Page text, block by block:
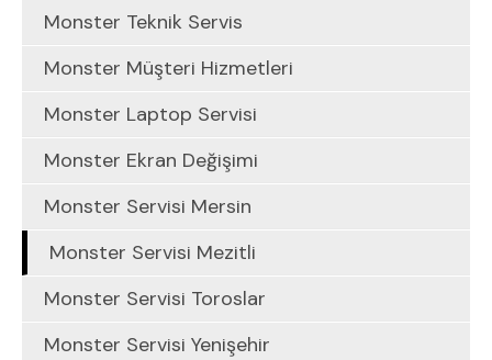
Monster Teknik Servis
Monster Müşteri Hizmetleri
Monster Laptop Servisi
Monster Ekran Değişimi
Monster Servisi Mersin
Monster Servisi Mezitli
Monster Servisi Toroslar
Monster Servisi Yenişehir